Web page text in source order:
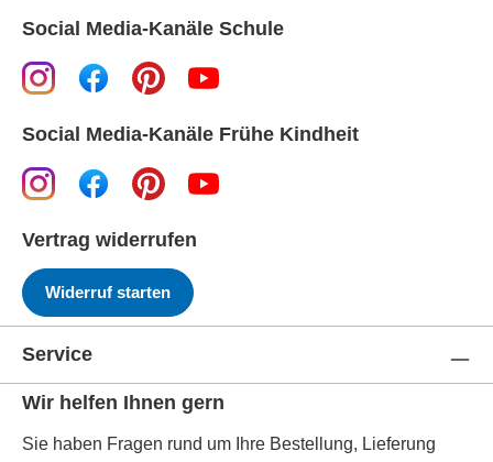
Social Media-Kanäle Schule
Social Media-Kanäle Frühe Kindheit
Vertrag widerrufen
Widerruf starten
Service
Wir helfen Ihnen gern
Sie haben Fragen rund um Ihre Bestellung, Lieferung